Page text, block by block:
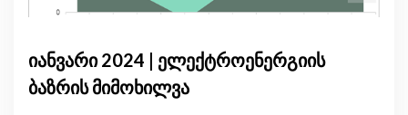
იანვარი 2024 | ელექტროენერგიის
ბაზრის მიმოხილვა